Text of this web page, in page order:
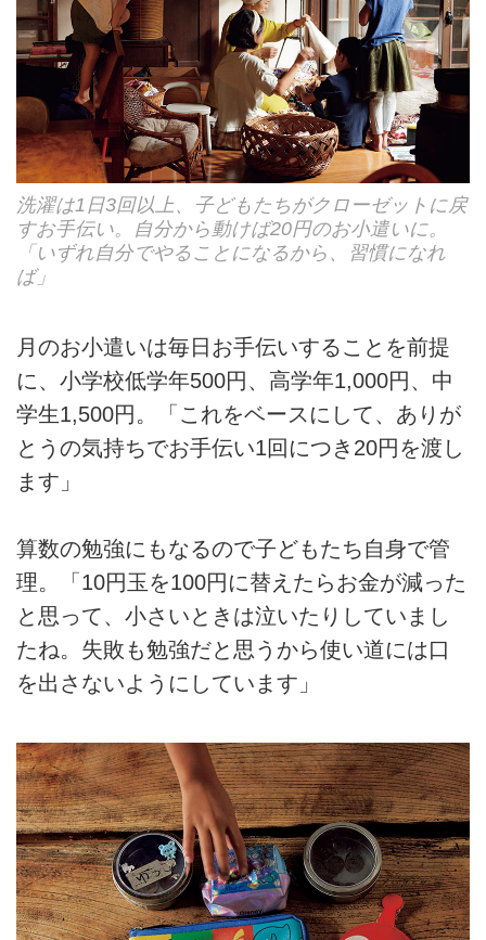
洗濯は1日3回以上、子どもたちがクローゼットに戻
すお手伝い。自分から動けば20円のお小遣いに。
「いずれ自分でやることになるから、習慣になれ
ば」
月のお小遣いは毎日お手伝いすることを前提
に、小学校低学年500円、高学年1,000円、中
学生1,500円。「これをベースにして、ありが
とうの気持ちでお手伝い1回につき20円を渡し
ます」
算数の勉強にもなるので子どもたち自身で管
理。「10円玉を100円に替えたらお金が減った
と思って、小さいときは泣いたりしていまし
たね。失敗も勉強だと思うから使い道には口
を出さないようにしています」